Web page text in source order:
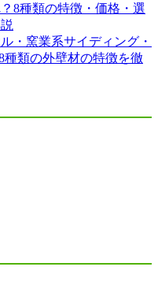
8種類の特徴・価格・選
・窯業系サイディング・
種類の外壁材の特徴を徹